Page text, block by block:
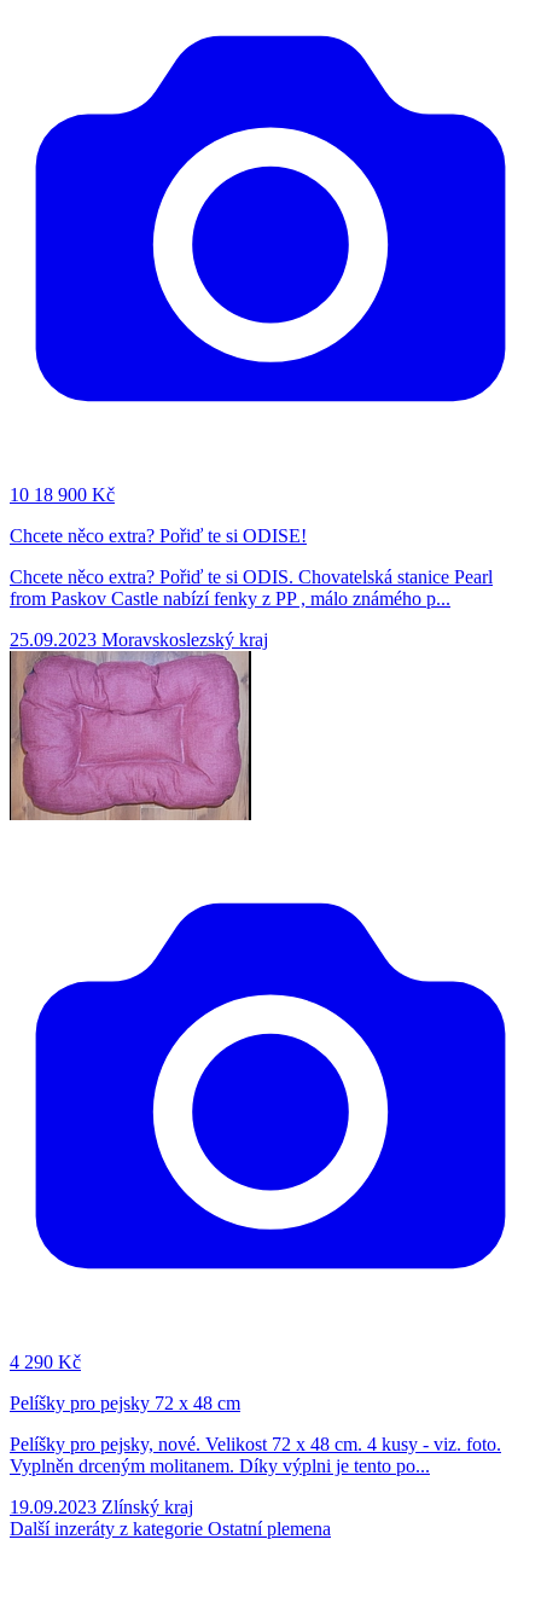
10 18 900 Kč
Chcete něco extra? Pořiď te si ODISE!
Chcete něco extra? Pořiď te si ODIS. Chovatelská stanice Pearl
from Paskov Castle nabízí fenky z PP , málo známého p...
25.09.2023 Moravskoslezský kraj
4 290 Kč
Pelíšky pro pejsky 72 x 48 cm
Pelíšky pro pejsky, nové. Velikost 72 x 48 cm. 4 kusy - viz. foto.
Vyplněn drceným molitanem. Díky výplni je tento po...
19.09.2023 Zlínský kraj
Další inzeráty z kategorie Ostatní plemena